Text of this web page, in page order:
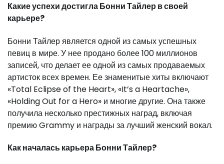
Какие успехи достигла Бонни Тайлер в своей
карьере?
Бонни Тайлер является одной из самых успешных
певиц в мире. У нее продано более 100 миллионов
записей, что делает ее одной из самых продаваемых
артисток всех времен. Ее знаменитые хиты включают
«Total Eclipse of the Heart», «It’s a Heartache»,
«Holding Out for a Hero» и многие другие. Она также
получила несколько престижных наград, включая
премию Grammy и награды за лучший женский вокал.
Как началась карьера Бонни Тайлер?